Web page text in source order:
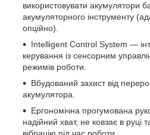
використовувати акумулятори
акумуляторного інструменту
опційно).
Intelligent Control System —
керування із сенсорним
режимів роботи.
Вбудований захист від
акумулятора.
Ергономічна прогумована
надійний хват, не ковзає в руці